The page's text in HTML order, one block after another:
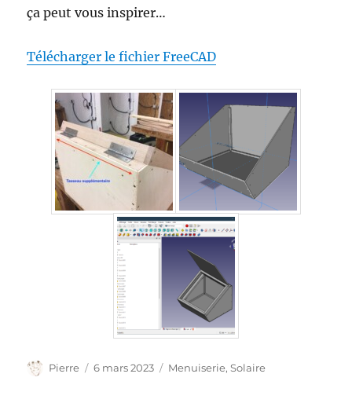
ça peut vous inspirer…
Télécharger le fichier FreeCAD
Auteur
Pierre
Publié
6 mars 2023 Catégories
Menuiserie,Solaire